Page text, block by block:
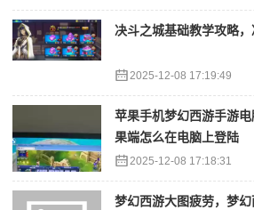
决斗之城基础教学攻略
2025-12-08 17:19:49
苹果手机梦幻西游手游
果端怎么在电脑上登陆
2025-12-08 17:18:31
梦幻西游大图疲劳，梦